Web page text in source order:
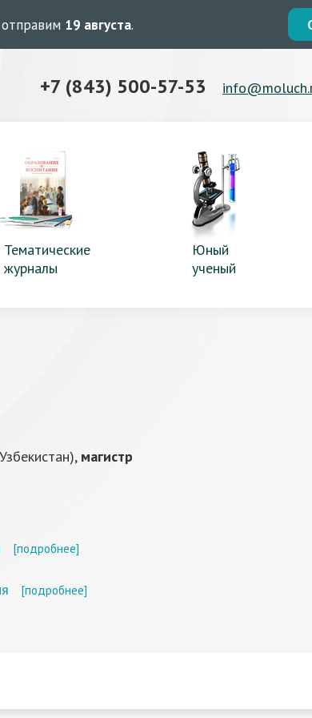
19 августа.
+7 (843) 500-57-53
Тематические
журналы
Юный
ученый
магистр
[подробнее]
[подробнее]